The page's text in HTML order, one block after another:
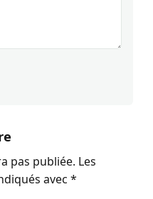
pas publiée. Les
avec *